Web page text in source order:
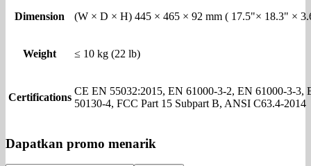
Dimension (W × D × H) 445 × 465 × 92 mm ( 17.5"× 18.3" ×
Weight ≤ 10 kg (22 lb)
Certifications
CE EN 55032:2015, EN 61000-3-2, EN 61000-3-3,
50130-4, FCC Part 15 Subpart B, ANSI C63.4-2014
Dapatkan promo menarik